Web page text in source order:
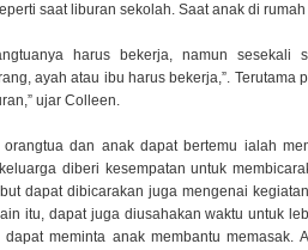
saat liburan sekolah. Saat anak di
harus bekerja, namun sesekali
ayah atau ibu harus bekerja,”. Terutama
ujar Colleen.
dan anak dapat bertemu ialah
diberi kesempatan untuk
dapat dibicarakan juga mengenai
itu, dapat juga diusahakan waktu untuk
meminta anak membantu memasak.